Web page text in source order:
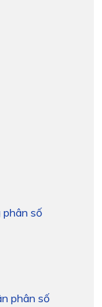
phân số
phân số